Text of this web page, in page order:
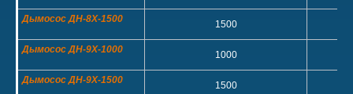
Дымосос ДН-8Х-1500 1500
Дымосос ДН-9Х-1000 1000
Дымосос ДН-9Х-1500 1500